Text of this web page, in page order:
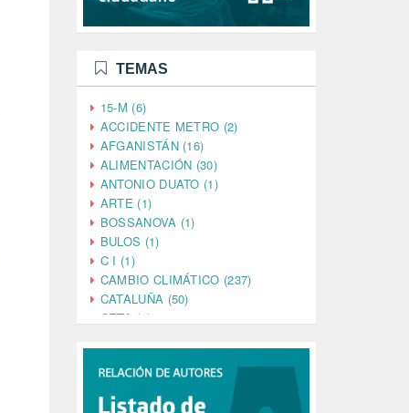
TEMAS
15-M (6)
ACCIDENTE METRO (2)
AFGANISTÁN (16)
ALIMENTACIÓN (30)
ANTONIO DUATO (1)
ARTE (1)
BOSSANOVA (1)
BULOS (1)
C I (1)
CAMBIO CLIMÁTICO (237)
CATALUÑA (50)
CETA (2)
CINE (35)
CIUDADANÍA (633)